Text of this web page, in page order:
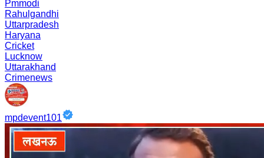
Pmmodi
Rahulgandhi
Uttarpradesh
Haryana
Cricket
Lucknow
Uttarakhand
Crimenews
mpdevent101